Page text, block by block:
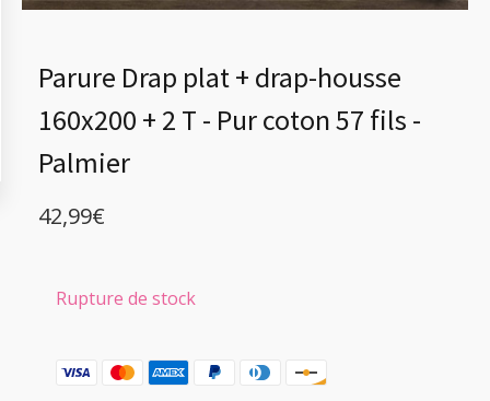
Parure Drap plat + drap-housse
160x200 + 2 T - Pur coton 57 fils -
Palmier
42,99€
Rupture de stock